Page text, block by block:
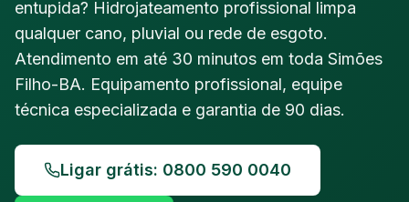
entupida? Hidrojateamento profissional limpa
qualquer cano, pluvial ou rede de esgoto.
Atendimento em até 30 minutos em toda Simões
Filho-BA. Equipamento profissional, equipe
técnica especializada e garantia de 90 dias.
Ligar grátis: 0800 590 0040